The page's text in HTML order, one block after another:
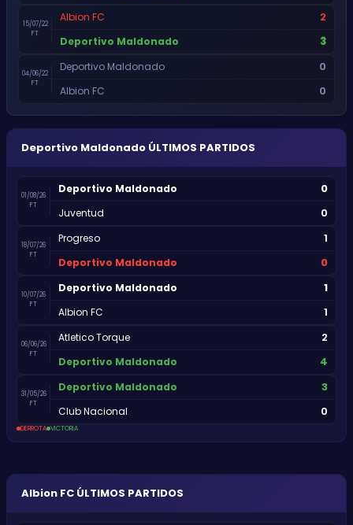
15/07/22
FT
Albion FC 2
Deportivo Maldonado 3
04/06/22
FT
Deportivo Maldonado 0
Albion FC 0
Deportivo Maldonado ÚLTIMOS PARTIDOS
01/08/26
FT
Deportivo Maldonado 0
Juventud 0
18/07/26
FT
Progreso 1
Deportivo Maldonado 0
10/07/26
FT
Deportivo Maldonado 1
Albion FC 1
06/06/26
FT
Atletico Torque 2
Deportivo Maldonado 4
31/05/26
FT
Deportivo Maldonado 3
Club Nacional 0
DERROTA VICTORIA
Albion FC ÚLTIMOS PARTIDOS